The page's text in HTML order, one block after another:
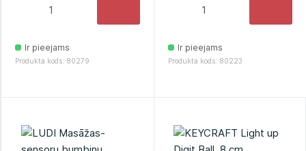
Ir pieejams
Produkta kods: 80279
Ir pieejams
Produkta kods: 80223